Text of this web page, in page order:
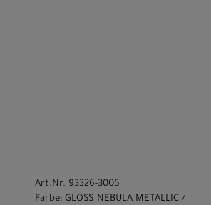
Art.Nr. 93326-3005
Farbe: GLOSS NEBULA METALLIC /